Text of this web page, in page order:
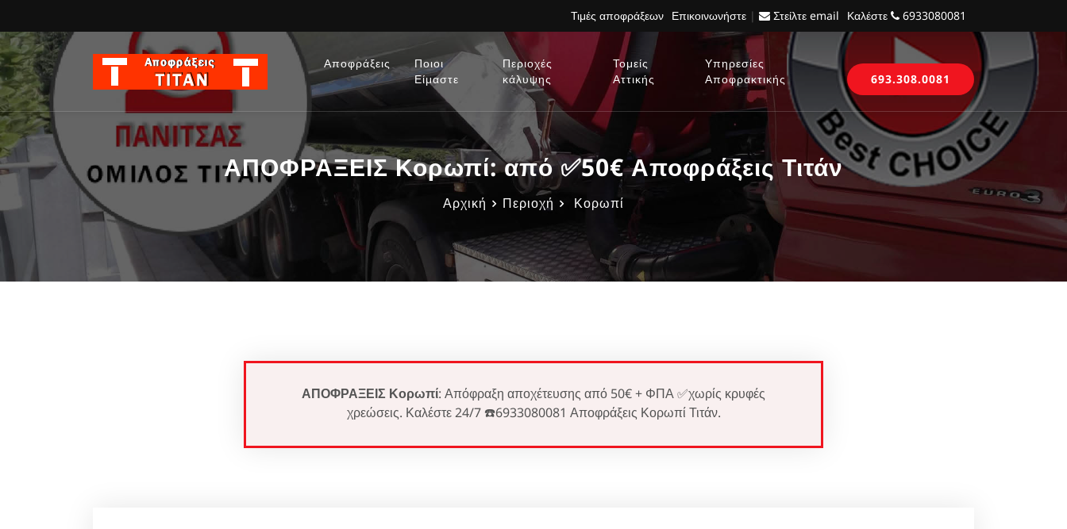
Τιμές αποφράξεων Επικοινωνήστε | Στείλτε email Καλέστε 6933080081
Αποφράξεις
Ποιοι
Είμαστε
Περιοχές
κάλυψης
Τομείς
Αττικής
Υπηρεσίες
Αποφρακτικής
693.308.0081
ΑΠΟΦΡΑΞΕΙΣ Κορωπί: από ✅50€ Αποφράξεις Τιτάν
Αρχική Περιοχή Κορωπί
ΑΠΟΦΡΑΞΕΙΣ Κορωπί: Απόφραξη αποχέτευσης από 50€ + ΦΠΑ ✅χωρίς κρυφές
χρεώσεις. Καλέστε 24/7 ☎️6933080081 Αποφράξεις Κορωπί Τιτάν.